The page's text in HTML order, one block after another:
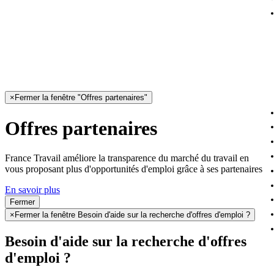
× Fermer la fenêtre "Offres partenaires"
Offres partenaires
France Travail améliore la transparence du marché du travail en
vous proposant plus d'opportunités d'emploi grâce à ses partenaires
En savoir plus
Fermer
× Fermer la fenêtre Besoin d'aide sur la recherche d'offres d'emploi ?
Besoin d'aide sur la recherche d'offres
d'emploi ?